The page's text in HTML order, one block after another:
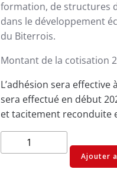
formation, de structures
dans le développement
du Biterrois.
Montant de la cotisation
L’adhésion sera
sera effectué en début
et tacitement reconduite
quantité
de
Ajouter